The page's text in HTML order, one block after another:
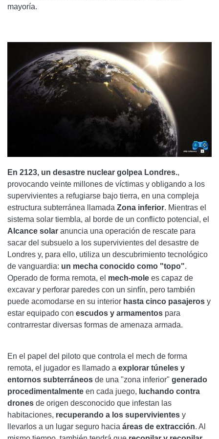
mayoría.
En 2123, un desastre nuclear golpea Londres.,
provocando veinte millones de víctimas y obligando a los
supervivientes a refugiarse bajo tierra, en una compleja
estructura subterránea llamada Zona inferior. Mientras el
sistema solar tiembla, al borde de un conflicto potencial, el
Alcance solar anuncia una operación de rescate para
sacar del subsuelo a los supervivientes del desastre de
Londres y, para ello, utiliza un descubrimiento tecnológico
de vanguardia: un mecha conocido como "topo".
Operado de forma remota, el mech-mole es capaz de
excavar y perforar paredes con un sinfín, pero también
puede acomodarse en su interior hasta cinco pasajeros y
estar equipado con escudos y armamentos para
contrarrestar diversas formas de amenaza armada.
En el papel del piloto que controla el mech de forma
remota, el jugador es llamado a explorar túneles y
entornos subterráneos de una "zona inferior" generado
procedimentalmente en cada juego, luchando contra
drones de origen desconocido que infestan las
habitaciones, recuperando a los supervivientes y
llevarlos a un lugar seguro hacia áreas de extracción. Al